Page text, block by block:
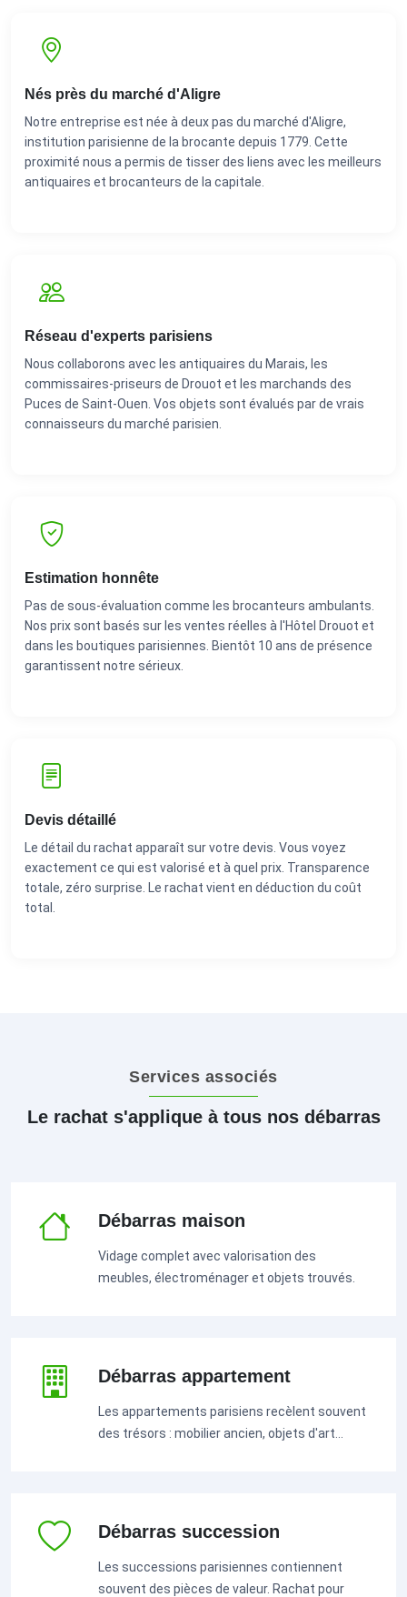
Nés près du marché d'Aligre
Notre entreprise est née à deux pas du marché d'Aligre,
institution parisienne de la brocante depuis 1779. Cette
proximité nous a permis de tisser des liens avec les meilleurs
antiquaires et brocanteurs de la capitale.
Réseau d'experts parisiens
Nous collaborons avec les antiquaires du Marais, les
commissaires-priseurs de Drouot et les marchands des
Puces de Saint-Ouen. Vos objets sont évalués par de vrais
connaisseurs du marché parisien.
Estimation honnête
Pas de sous-évaluation comme les brocanteurs ambulants.
Nos prix sont basés sur les ventes réelles à l'Hôtel Drouot et
dans les boutiques parisiennes. Bientôt 10 ans de présence
garantissent notre sérieux.
Devis détaillé
Le détail du rachat apparaît sur votre devis. Vous voyez
exactement ce qui est valorisé et à quel prix. Transparence
totale, zéro surprise. Le rachat vient en déduction du coût
total.
Services associés
Le rachat s'applique à tous nos débarras
Débarras maison
Vidage complet avec valorisation des
meubles, électroménager et objets trouvés.
Débarras appartement
Les appartements parisiens recèlent souvent
des trésors : mobilier ancien, objets d'art...
Débarras succession
Les successions parisiennes contiennent
souvent des pièces de valeur. Rachat pour